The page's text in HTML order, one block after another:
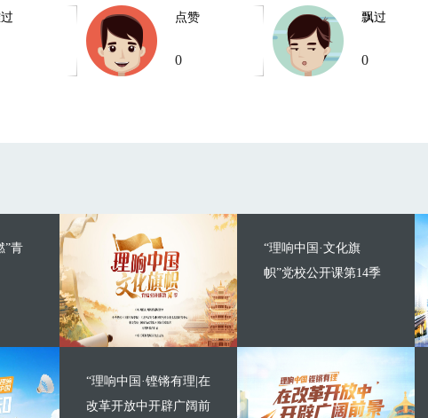
点赞
0
飘过
0
”青
“理响中国·文化旗
帜”党校公开课第14季
“理响中国·铿锵有理|在
改革开放中开辟广阔前